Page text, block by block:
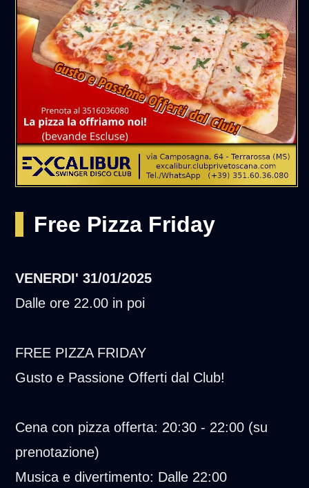
Free Pizza Friday
VENERDI' 31/01/2025
Dalle ore 22.00 in poi
FREE PIZZA FRIDAY
Gusto e Passione Offerti dal Club!
Cena con pizza offerta: 20:30 - 22:00 (su
prenotazione)
Musica e divertimento: Dalle 22:00